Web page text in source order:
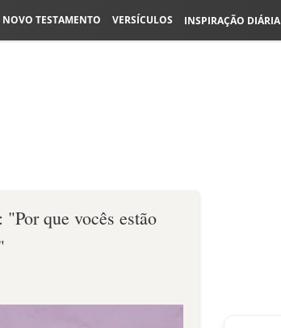
NOVO TESTAMENTO VERSÍCULOS INSPIRAÇÃO DIÁRIA
que vocês estão